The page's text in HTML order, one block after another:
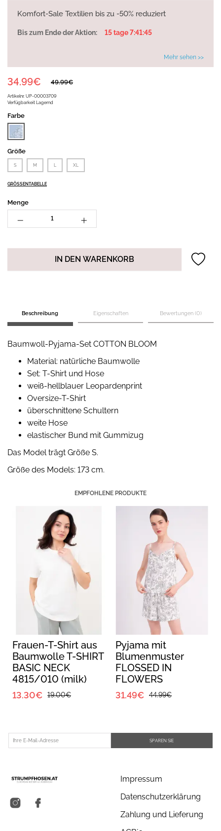
Komfort-Sale Textilien bis zu -50% reduziert
Bis zum Ende der Aktion: 15 tage 7:41:45
Mehr sehen >>
Artikelnr. UP-00003709
Verfügbarkeit Lagernd
49.99€
34.99€
Farbe
Größe
S M L XL
GRÖSSENTABELLE
Menge
IN DEN WARENKORB
Beschreibung Eigenschaften Bewertungen (0)
Baumwoll-Pyjama-Set COTTON BLOOM
Material: natürliche Baumwolle
Set: T-Shirt und Hose
weiß-hellblauer Leopardenprint
Oversize-T-Shirt
überschnittene Schultern
weite Hose
elastischer Bund mit Gummizug
Das Model trägt Größe S.
Größe des Models: 173 cm.
EMPFOHLENE PRODUKTE
Frauen-T-Shirt aus
Baumwolle T-SHIRT
BASIC NECK
4815/010 (milk)
13.30€ 19.00€
Pyjama mit
Blumenmuster
FLOSSED IN
FLOWERS
6041/040
white/black floral
31.49€ 44.99€
SPAREN SIE
Impressum
Datenschutzerklärung
Zahlung und Lieferung